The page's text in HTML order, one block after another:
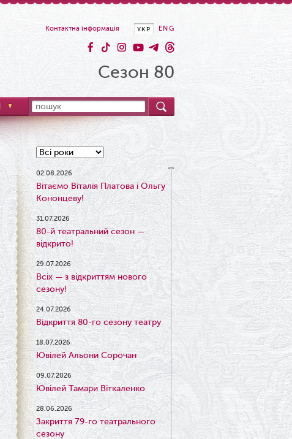
ENG
УКР
Контактна інформація
Сезон 80
02.08.2026
Вітаємо Віталія Платова і Ольгу
Кононцеву!
31.07.2026
80-й театральний сезон —
відкрито!
29.07.2026
Всіх — з відкриттям нового
сезону!
24.07.2026
Відкриття 80-го сезону театру
18.07.2026
Ювілей Альони Сорочан
09.07.2026
Ювілей Тамари Віткаленко
28.06.2026
Закриття 79-го театрального
сезону